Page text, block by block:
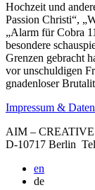
Hochzeit und
Passion Christi“,
„Alarm für Cobra
besondere
Grenzen gebracht
vor unschuldigen
gnadenloser
Impressum &
AIM –
D-10717 Berlin
en
de